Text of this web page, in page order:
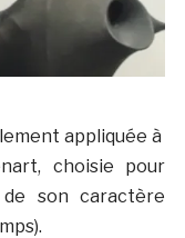
appliquée à
choisie pour
son caractère